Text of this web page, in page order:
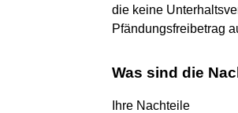
die keine
Pfändungsfreibetrag
Was sind die
Ihre Nachteile